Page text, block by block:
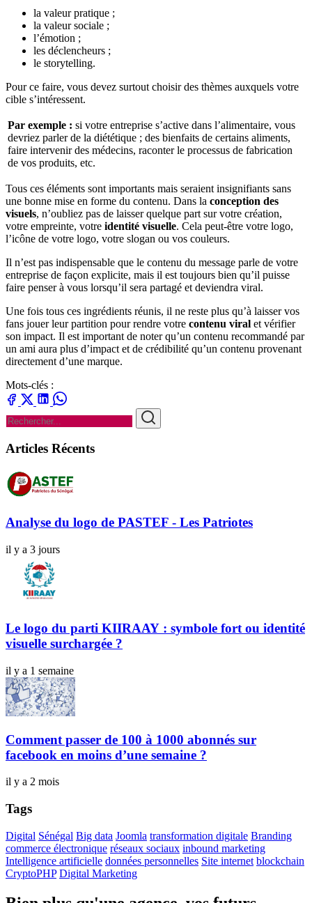
la valeur pratique ;
la valeur sociale ;
l’émotion ;
les déclencheurs ;
le storytelling.
Pour ce faire, vous devez surtout choisir des thèmes auxquels votre
cible s’intéressent.
Par exemple : si votre entreprise s’active dans l’alimentaire, vous
devriez parler de la diététique ; des bienfaits de certains aliments,
faire intervenir des médecins, raconter le processus de fabrication
de vos produits, etc.
Tous ces éléments sont importants mais seraient insignifiants sans
une bonne mise en forme du contenu. Dans la conception des
visuels, n’oubliez pas de laisser quelque part sur votre création,
votre empreinte, votre identité visuelle. Cela peut-être votre logo,
l’icône de votre logo, votre slogan ou vos couleurs.
Il n’est pas indispensable que le contenu du message parle de votre
entreprise de façon explicite, mais il est toujours bien qu’il puisse
faire penser à vous lorsqu’il sera partagé et deviendra viral.
Une fois tous ces ingrédients réunis, il ne reste plus qu’à laisser vos
fans jouer leur partition pour rendre votre contenu viral et vérifier
son impact. Il est important de noter qu’un contenu recommandé par
un ami aura plus d’impact et de crédibilité qu’un contenu provenant
directement d’une marque.
Mots-clés :
Articles Récents
Analyse du logo de PASTEF - Les Patriotes
il y a 3 jours
Le logo du parti KIIRAAY : symbole fort ou identité
visuelle surchargée ?
il y a 1 semaine
Comment passer de 100 à 1000 abonnés sur
facebook en moins d’une semaine ?
il y a 2 mois
Tags
Digital Sénégal Big data Joomla transformation digitale Branding
commerce électronique réseaux sociaux inbound marketing
Intelligence artificielle données personnelles Site internet blockchain
CryptoPHP Digital Marketing